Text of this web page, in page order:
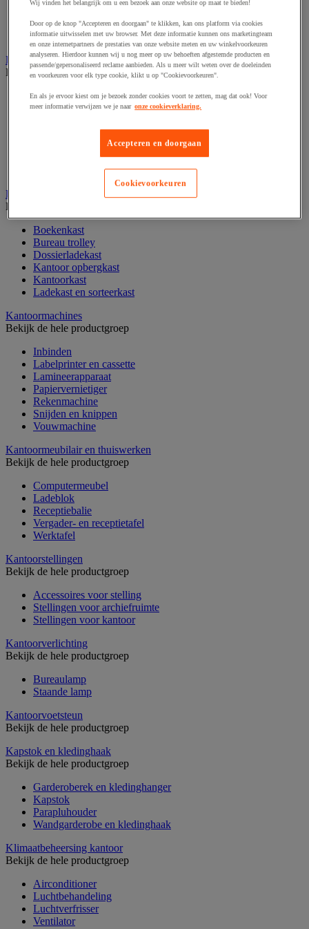
Schriften, notitieblokken en memoblaadjes
Schrijfwaren
Kantoordecoratie
Bekijk de hele productgroep
Feestartikel
Klok
Lijst- en ophangsysteem
Kantoorkast en opbergruimte
Bekijk de hele productgroep
Boekenkast
Bureau trolley
Dossierladekast
Kantoor opbergkast
Kantoorkast
Ladekast en sorteerkast
Kantoormachines
Bekijk de hele productgroep
Inbinden
Labelprinter en cassette
Lamineerapparaat
Papiervernietiger
Rekenmachine
Snijden en knippen
Vouwmachine
Kantoormeubilair en thuiswerken
Bekijk de hele productgroep
Computermeubel
Ladeblok
Receptiebalie
Vergader- en receptietafel
Werktafel
Kantoorstellingen
Bekijk de hele productgroep
Accessoires voor stelling
Stellingen voor archiefruimte
Stellingen voor kantoor
Kantoorverlichting
Bekijk de hele productgroep
Bureaulamp
Staande lamp
Kantoorvoetsteun
Bekijk de hele productgroep
Kapstok en kledinghaak
Bekijk de hele productgroep
Garderoberek en kledinghanger
Kapstok
Parapluhouder
Wandgarderobe en kledinghaak
Klimaatbeheersing kantoor
Bekijk de hele productgroep
Airconditioner
Luchtbehandeling
Luchtverfrisser
Ventilator
Wij vinden het belangrijk om u een bezoek aan onze website op maat te bieden!
Door op de knop "Accepteren en doorgaan" te klikken, kan ons platform via cookies
informatie uitwisselen met uw browser. Met deze informatie kunnen ons marketingteam
en onze internetpartners de prestaties van onze website meten en uw winkelvoorkeuren
analyseren. Hierdoor kunnen wij u nog meer op uw behoeften afgestemde producten en
passende/gepersonaliseerd reclame aanbieden. Als u meer wilt weten over de doeleinden
en voorkeuren voor elk type cookie, klikt u op "Cookievoorkeuren".
En als je ervoor kiest om je bezoek zonder cookies voort te zetten, mag dat ook! Voor
meer informatie verwijzen we je naar onze cookieverklaring.
Accepteren en doorgaan
Cookievoorkeuren